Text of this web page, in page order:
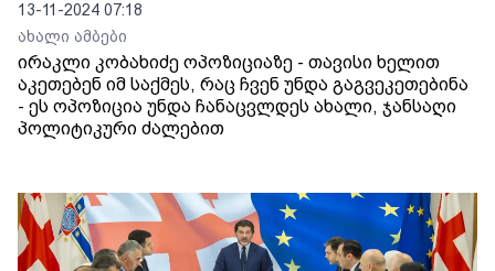
13-11-2024 07:18
ახალი ამბები
ირაკლი კობახიძე ოპოზიციაზე - თავისი ხელით
აკეთებენ იმ საქმეს, რაც ჩვენ უნდა გაგვეკეთებინა
- ეს ოპოზიცია უნდა ჩანაცვლდეს ახალი, ჯანსაღი
პოლიტიკური ძალებით